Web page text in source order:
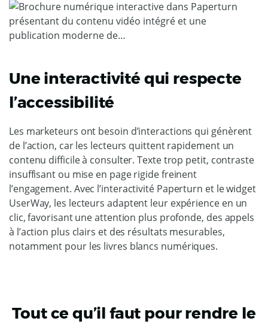
Une interactivité qui respecte
l’accessibilité
Les marketeurs ont besoin d’interactions qui génèrent
de l’action, car les lecteurs quittent rapidement un
contenu difficile à consulter. Texte trop petit, contraste
insuffisant ou mise en page rigide freinent
l’engagement. Avec l’interactivité Paperturn et le widget
UserWay, les lecteurs adaptent leur expérience en un
clic, favorisant une attention plus profonde, des appels
à l’action plus clairs et des résultats mesurables,
notamment pour les livres blancs numériques.
Tout ce qu’il faut pour rendre le